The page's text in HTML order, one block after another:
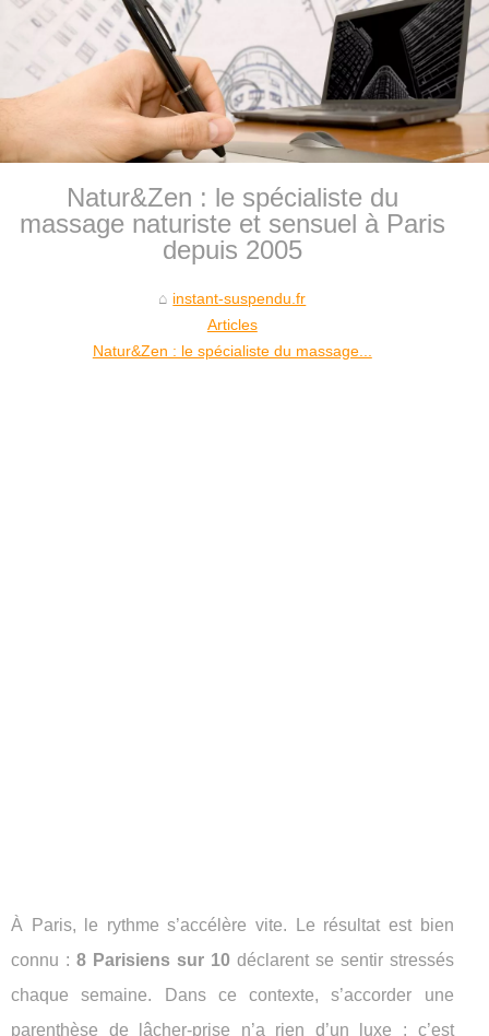
Natur&Zen : le spécialiste du
massage naturiste et sensuel à Paris
depuis 2005
instant-suspendu.fr
Articles
Natur&Zen : le spécialiste du massage...
À Paris, le rythme s’accélère vite. Le résultat est bien
connu : 8 Parisiens sur 10déclarent se sentir stressés
chaque semaine. Dans ce contexte, s’accorder une
parenthèse de lâcher-prise n’a rien d’un luxe : c’est